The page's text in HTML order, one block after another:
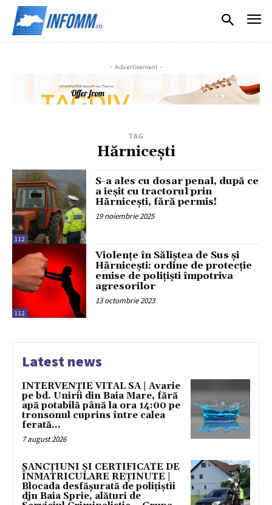
- Advertisement -
TAG
Hărnicești
112
S-a ales cu dosar penal, după ce
a ieșit cu tractorul prin
Hărnicești, fără permis!
19 noiembrie 2025
112
Violențe în Săliștea de Sus și
Hărnicești: ordine de protecție
emise de polițiști împotriva
agresorilor
13 octombrie 2023
Latest news
INTERVENȚIE VITAL SA | Avarie
pe bd. Unirii din Baia Mare, fără
apă potabilă până la ora 14:00 pe
tronsonul cuprins între calea
ferată...
7 august 2026
SANCȚIUNI ȘI CERTIFICATE DE
ÎNMATRICULARE REȚINUTE |
Blocada desfășurată de polițiștii
djn Baia Sprie, alături de